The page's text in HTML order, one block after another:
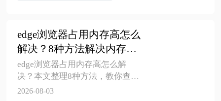
edge浏览器占用内存高怎么
解决？8种方法解决内存占
用高问题
edge浏览器占用内存高怎么解
决？本文整理8种方法，教你查看
内存占用、关闭高占用网页、开
2026-08-03